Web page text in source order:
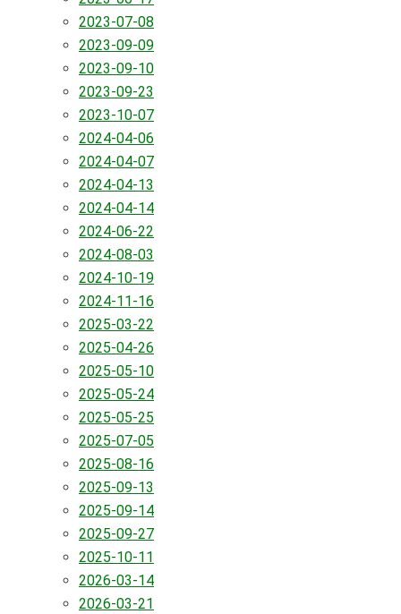
2023-07-08
2023-09-09
2023-09-10
2023-09-23
2023-10-07
2024-04-06
2024-04-07
2024-04-13
2024-04-14
2024-06-22
2024-08-03
2024-10-19
2024-11-16
2025-03-22
2025-04-26
2025-05-10
2025-05-24
2025-05-25
2025-07-05
2025-08-16
2025-09-13
2025-09-14
2025-09-27
2025-10-11
2026-03-14
2026-03-21